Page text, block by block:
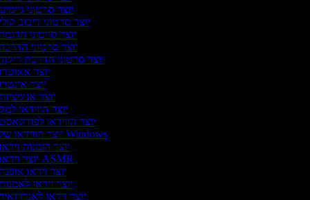
יוצר סרטוני
יוצר סרטוני דיבוב
יוצר סרטוני
יוצר סרטוני
יוצר סרטוני הדרכת
יוצר
יוצר
יוצר
יוצר הווידאו
יוצר הווידאו
יוצר הווידאו של Windows
יוצר הזמנות
יוצר וידאו ASMR
יוצר וידאו
יוצר וידאו
יוצר וידאו